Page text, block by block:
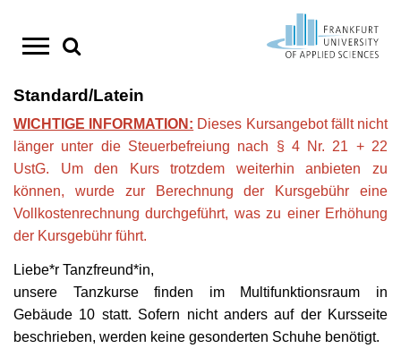
Inhalt
springen
Studium
Studienstart Erstsemester
Info-Center
Studiengänge im Überblick
Bachelor-Studiengänge
Master-Studiengänge
Duale Studiengänge
StudyCompass - Beratungs- und
Unterstützungsangebote
Termine & Aktuelles
Studienwahl
Einschreibung
Studienvorbereitung
Studienstart
Studienverlauf
Forschung / Einstieg
Forschungsschwerpunkte
Kompetenzzentren
Forschen in Europa
Forschungsbericht
Forschungsdatenmanagement
Promotionsförderung
Wissens- und Technologietransfer
Transferstrategie
Kooperationen
Transferprojekte
Existenzgründung
HoST
CampusSport
Sportprogramm im Sommersemester
Wettkampfsport
Ferienprogramm
Aktuelles
Amtliche Mitteilungen
Cannabis und Alkohol auf dem Campus
Deutschlandstipendium
Essen und Trinken am Campus
Hochschulpreis für Exzellenz in der Lehre
Lageplan und Anfahrt
Suche
Personensuche
Standard/Latein
WICHTIGE INFORMATION: Dieses Kursangebot fällt nicht
länger unter die Steuerbefreiung nach § 4 Nr. 21 + 22
UstG. Um den Kurs trotzdem weiterhin anbieten zu
können, wurde zur Berechnung der Kursgebühr eine
Vollkostenrechnung durchgeführt, was zu einer Erhöhung
der Kursgebühr führt.
Liebe*r Tanzfreund*in,
unsere Tanzkurse finden im Multifunktionsraum in
Gebäude 10 statt. Sofern nicht anders auf der Kursseite
beschrieben, werden keine gesonderten Schuhe benötigt.